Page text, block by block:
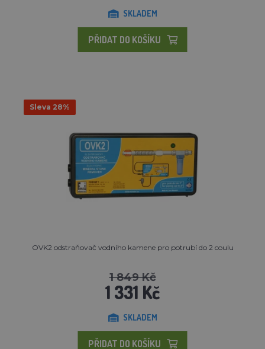
SKLADEM
PŘIDAT DO KOŠÍKU
Sleva 28%
OVK2 odstraňovač vodního kamene pro potrubí do 2 coulu
1 849 Kč
1 331 Kč
SKLADEM
PŘIDAT DO KOŠÍKU